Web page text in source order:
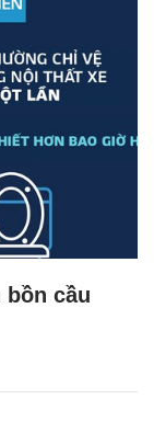
bồn cầu